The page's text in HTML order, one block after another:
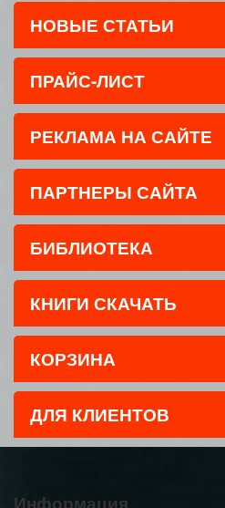
НОВЫЕ СТАТЬИ
ПРАЙС-ЛИСТ
РЕКЛАМА НА САЙТЕ
ПАРТНЕРЫ САЙТА
БИБЛИОТЕКА
КНИГИ СКАЧАТЬ
КОРЗИНА
ДЛЯ КЛИЕНТОВ
Информация